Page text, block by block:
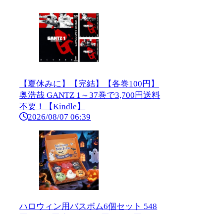
【夏休みに】【完結】【各巻100円】
奥浩哉 GANTZ 1～37巻で3,700円送料
不要！【Kindle】
2026/08/07 06:39
ハロウィン用バスボム6個セット 548